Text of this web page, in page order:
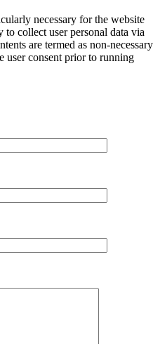
necessary for the website
collect user personal data via
are termed as non-necessary
user consent prior to running